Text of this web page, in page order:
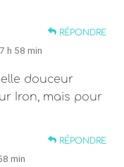
RÉPONDRE
h 58 min
douceur
Iron, mais pour
RÉPONDRE
min